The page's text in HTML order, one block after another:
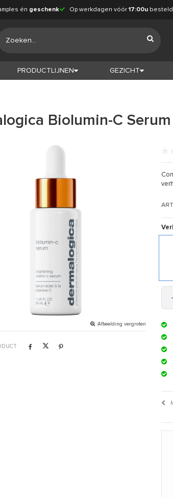
én geschenk Op werkdagen vóór 17:00u
PRODUCTLIJNEN GEZICHT
Biolumin-C Serum
Afbeelding vergroten
-